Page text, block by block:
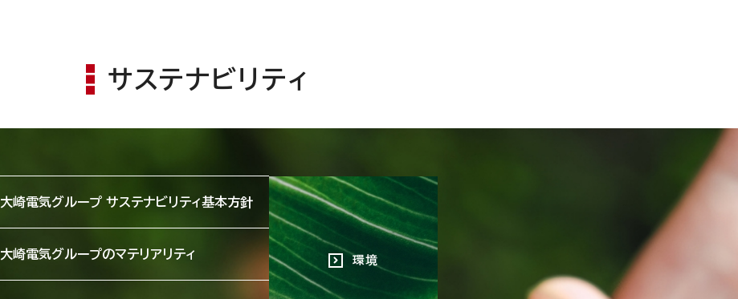
サステナビリティ
大崎電気グループ サステナビリティ基本方針
大崎電気グループのマテリアリティ 環境